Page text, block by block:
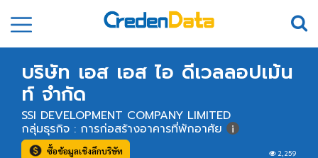
บริษัท เอส เอส ไอ ดีเวลลอปเม้น
ท์ จำกัด
SSI DEVELOPMENT COMPANY LIMITED
2,259
กลุ่มธุรกิจ : การก่อสร้างอาคารที่พักอาศัย
ซื้อข้อมูลเชิงลึกบริษัท